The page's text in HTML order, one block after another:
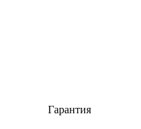
Гарантия